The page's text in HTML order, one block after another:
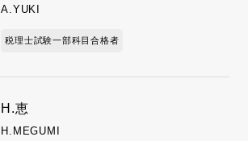
A.YUKI
税理士試験一部科目合格者
H.恵
H.MEGUMI